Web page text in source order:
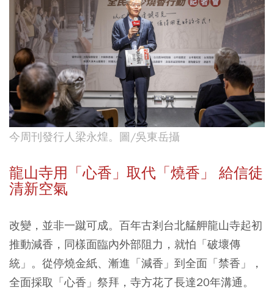
今周刊發行人梁永煌。圖/吳東岳攝
龍山寺用「心香」取代「燒香」 給信徒
清新空氣
改變，並非一蹴可成。百年古剎台北艋舺龍山寺起初
推動減香，同樣面臨內外部阻力，就怕「破壞傳
統」。從停燒金紙、漸進「減香」到全面「禁香」，
全面採取「心香」祭拜，寺方花了長達20年溝通。